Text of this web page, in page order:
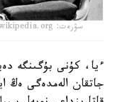
سۋرەت: mobilaser.kz ،wikipedia.org سايتىنان الىندى
ءيا، كۇنى بۇگىنگە
جاتقان الەمدەگى ەڭ